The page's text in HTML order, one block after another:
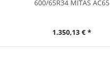
600/65R34 MITAS AC65
1.350,13 € *